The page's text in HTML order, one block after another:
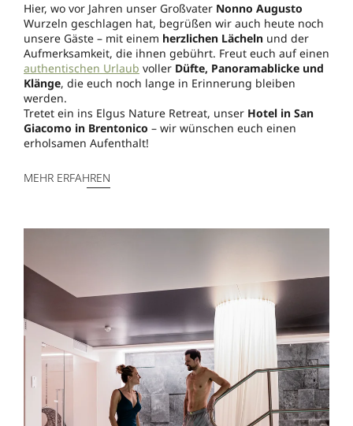
Hier, wo vor Jahren unser Großvater Nonno Augusto
Wurzeln geschlagen hat, begrüßen wir auch heute noch
unsere Gäste – mit einem herzlichen Lächeln und der
Aufmerksamkeit, die ihnen gebührt. Freut euch auf einen
authentischen Urlaub voller Düfte, Panoramablicke und
Klänge, die euch noch lange in Erinnerung bleiben
werden.
Tretet ein ins Elgus Nature Retreat, unser Hotel in San
Giacomo in Brentonico – wir wünschen euch einen
erholsamen Aufenthalt!
MEHR ERFAHREN